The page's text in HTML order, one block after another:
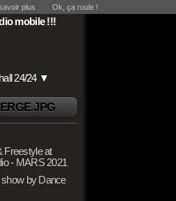
mobile !!!
24/24 ▼
plus Ok, ça roule !